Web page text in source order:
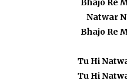
Bhajo Re
Natwar
Bhajo Re
Tu Hi
Tu Hi